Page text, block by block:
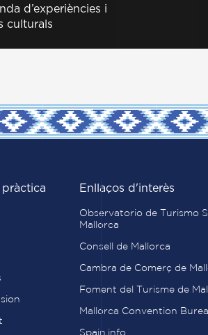
d’experiències i
culturals
pràctica Enllaços d'interès
Observatorio de Turismo
Mallorca
Consell de Mallorca
Cambra de Comerç de
Foment del Turisme de
Mallorca Convention
Spain.info